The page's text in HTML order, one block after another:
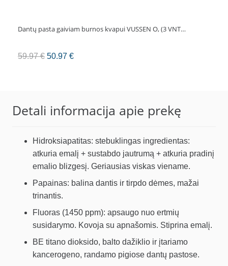
Dantų pasta gaiviam burnos kvapui VUSSEN O, (3 VNT…
59.97€ Original
50.97 €Current
Detali informacija apie prekę
Hidroksiapatitas: stebuklingas ingredientas:
atkuria emalį + sustabdo jautrumą + atkuria pradinį
emalio blizgesį. Geriausias viskas viename.
Papainas: balina dantis ir tirpdo dėmes, mažai
trinantis.
Fluoras (1450 ppm): apsaugo nuo ertmių
susidarymo. Kovoja su apnašomis. Stiprina emalį.
BE titano dioksido, balto dažiklio ir įtariamo
kancerogeno, randamo pigiose dantų pastose.